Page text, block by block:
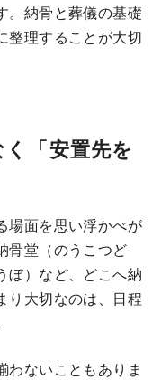
。納骨と葬儀の基礎
整理することが大切
「安置先を
場面を思い浮かべが
骨堂（のうこつど
ぼ）など、どこへ納
り大切なのは、日程
わないこともありま